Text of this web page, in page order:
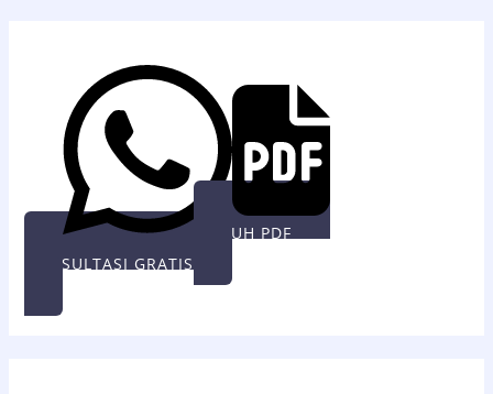
KONSULTASI GRATIS
UNDUH PDF